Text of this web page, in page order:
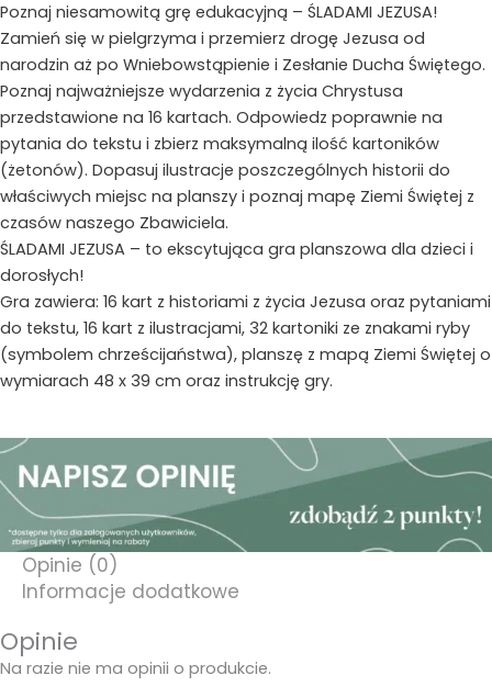
Jezusa
Poznaj niesamowitą grę edukacyjną – ŚLADAMI JEZUSA!
Zamień się w pielgrzyma i przemierz drogę Jezusa od
narodzin aż po Wniebowstąpienie i Zesłanie Ducha Świętego.
Poznaj najważniejsze wydarzenia z życia Chrystusa
przedstawione na 16 kartach. Odpowiedz poprawnie na
pytania do tekstu i zbierz maksymalną ilość kartoników
(żetonów). Dopasuj ilustracje poszczególnych historii do
właściwych miejsc na planszy i poznaj mapę Ziemi Świętej z
czasów naszego Zbawiciela.
ŚLADAMI JEZUSA – to ekscytująca gra planszowa dla dzieci i
dorosłych!
Gra zawiera: 16 kart z historiami z życia Jezusa oraz pytaniami
do tekstu, 16 kart z ilustracjami, 32 kartoniki ze znakami ryby
(symbolem chrześcijaństwa), planszę z mapą Ziemi Świętej o
wymiarach 48 x 39 cm oraz instrukcję gry.
Opinie (0)
Informacje dodatkowe
Opinie
Na razie nie ma opinii o produkcie.